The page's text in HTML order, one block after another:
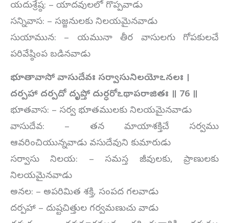
యదుశ్రేష్ఠ: – యాదవులలో గొప్పవాడు
సన్నివాస: – సజ్జనులకు నిలయమైనవాడు
సుయామున: – యమునా తీర వాసులగు గోపకులచే
పరివేష్ఠింప బడినవాడు
భూతావాసో వాసుదేవః సర్వాసునిలయోఽనలః ।
దర్పహా దర్పదో దృప్తో దుర్ధరోఽథాపరాజితః ॥ 76 ॥
భూతవాస: – సర్వ భూతములకు నిలయమైనవాడు
వాసుదేవ: – తన మాయాశక్తిచే సర్వము
ఆవరించియున్నవాడు వసుదేవుని కుమారుడు
సర్వాసు నిలయ: – సమస్త జీవులకు, ప్రాణులకు
నిలయమైనవాడు
అనల: – అపరిమిత శక్తి, సంపద గలవాడు
దర్పహా – దుష్టచిత్తుల గర్వమణుచు వాడు